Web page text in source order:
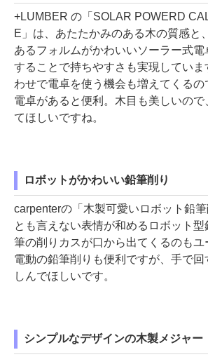
+LUMBER の「SOLAR POWERD
E」は、あたたかみのある木の質感と
あるフォルムがかわいいソーラー式電
することで持ちやすさも実現していま
わせで電卓を使う機会も増えてくる
電卓があると便利。木目も美しいので
てほしいですね。
ロボットがかわいい鉛筆削り
carpenterの「木製可愛いロボット鉛
とも言えない表情が和めるロボット
筆の削りカスが口から出てくるのもユ
電動の鉛筆削りも便利ですが、手で
しんでほしいです。
シンプルなデザインの木製メジャー